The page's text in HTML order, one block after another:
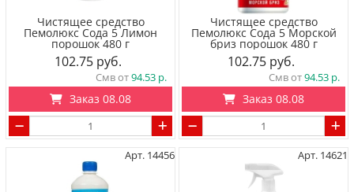
Чистящее средство
Пемолюкс Сода 5 Лимон
порошок 480 г
102.75
Смв от94.53
Заказ 08.08
Чистящее средство
Пемолюкс Сода 5 Морской
бриз порошок 480 г
102.75
Смв от94.53
Заказ 08.08
Арт. 14456 Арт. 14621